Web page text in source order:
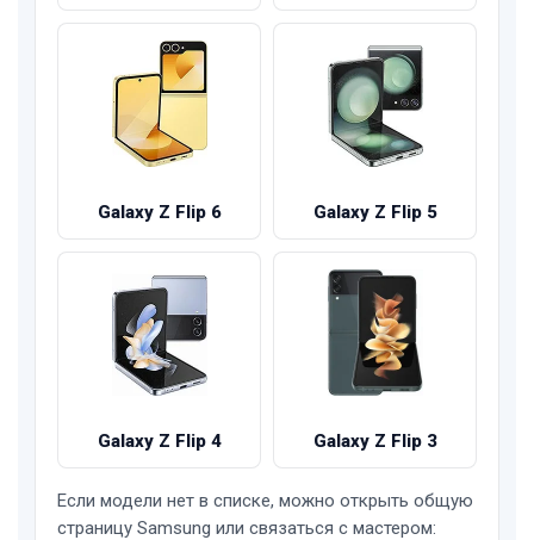
Galaxy Z Flip 6 Galaxy Z Flip 5
Galaxy Z Flip 4 Galaxy Z Flip 3
Если модели нет в списке, можно открыть общую
страницу Samsung или связаться с мастером: